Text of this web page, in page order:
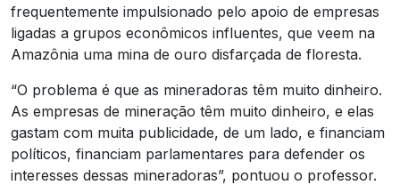
frequentemente impulsionado pelo apoio de empresas
ligadas a grupos econômicos influentes, que veem na
Amazônia uma mina de ouro disfarçada de floresta.
“O problema é que as mineradoras têm muito dinheiro.
As empresas de mineração têm muito dinheiro, e elas
gastam com muita publicidade, de um lado, e financiam
políticos, financiam parlamentares para defender os
interesses dessas mineradoras”, pontuou o professor.